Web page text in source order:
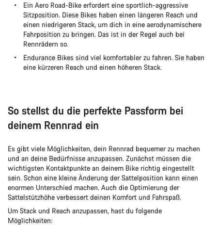
Ein Aero Road-Bike erfordert eine sportlich-aggressive
Sitzposition. Diese Bikes haben einen längeren Reach und
einen niedrigeren Stack, um dich in eine aerodynamischere
Fahrposition zu bringen. Das ist in der Regel auch bei
Rennrädern so.
Endurance Bikes sind viel komfortabler zu fahren. Sie haben
eine kürzeren Reach und einen höheren Stack.
So stellst du die perfekte Passform bei
deinem Rennrad ein
Es gibt viele Möglichkeiten, dein Rennrad bequemer zu machen
und an deine Bedürfnisse anzupassen. Zunächst müssen die
wichtigsten Kontaktpunkte an deinem Bike richtig eingestellt
sein. Schon eine kleine Änderung der Sattelposition kann einen
enormen Unterschied machen. Auch die Optimierung der
Sattelstützhöhe verbessert deinen Komfort und Fahrspaß.
Um Stack und Reach anzupassen, hast du folgende
Möglichkeiten: